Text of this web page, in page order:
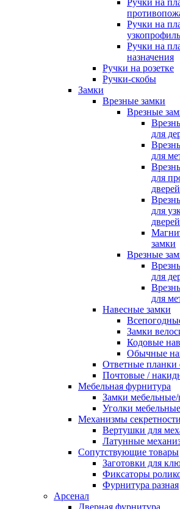
Ручки на
Ручки на
Ручки на
назначения
Ручки на розетке
Ручки-скобы
Замки
Врезные замки
Врезные
для
для
для
дверей
для
дверей
замки
Врезные
для
для
Навесные замки
Замки
Кодовые
Обычные
Ответные
Почтовые /
Мебельная фурнитура
Замки
Уголки мебельные
Механизмы секретности
Вертушки для
Латунные
Сопутствующие товары
Заготовки для
Фиксаторы
Фурнитура разная
Арсенал